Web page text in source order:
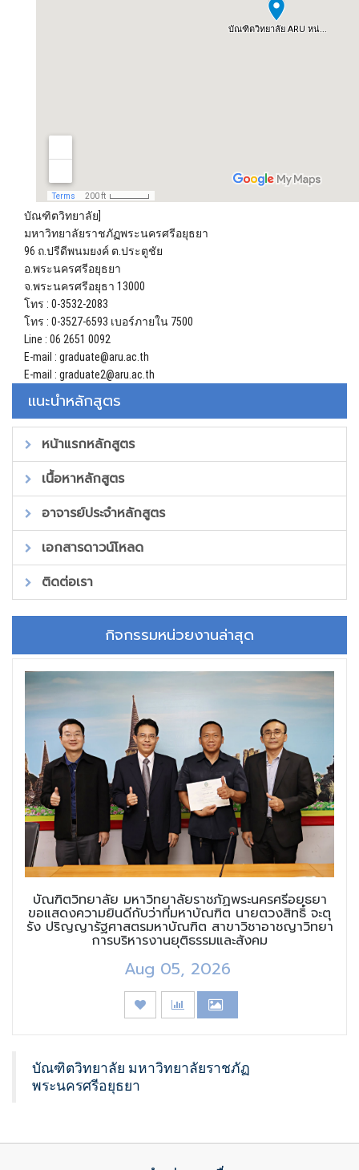
บัณฑิตวิทยาลัย]
มหาวิทยาลัยราชภัฏพระนครศรีอยุธยา
96 ถ.ปรีดีพนมยงค์ ต.ประตูชัย
อ.พระนครศรีอยุธยา
จ.พระนครศรีอยุธา 13000
โทร : 0-3532-2083
โทร : 0-3527-6593 เบอร์ภายใน 7500
Line : 06 2651 0092
E-mail : graduate@aru.ac.th
E-mail : graduate2@aru.ac.th
แนะนำหลักสูตร
หน้าแรกหลักสูตร
เนื้อหาหลักสูตร
อาจารย์ประจำหลักสูตร
เอกสารดาวน์โหลด
ติดต่อเรา
กิจกรรมหน่วยงานล่าสุด
บัณฑิตวิทยาลัย มหาวิทยาลัยราชภัฏพระนครศรีอยุธยา
ขอแสดงความยินดีกับว่าที่มหาบัณฑิต นายตวงสิทธิ์ จะตุ
รัง ปริญญารัฐศาสตรมหาบัณฑิต สาขาวิชาอาชญาวิทยา
การบริหารงานยุติธรรมและสังคม
Aug 05, 2026
บัณฑิตวิทยาลัย มหาวิทยาลัยราชภัฏ
พระนครศรีอยุธยา